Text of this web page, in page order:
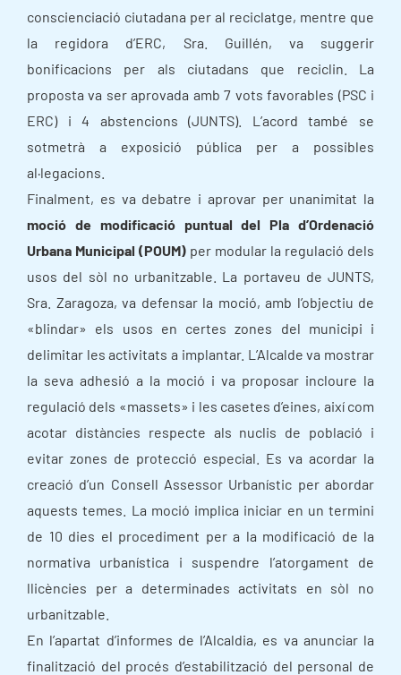
conscienciació ciutadana per al reciclatge, mentre que
la regidora d’ERC, Sra. Guillén, va suggerir
bonificacions per als ciutadans que reciclin. La
proposta va ser aprovada amb 7 vots favorables (PSC i
ERC) i 4 abstencions (JUNTS). L’acord també se
sotmetrà a exposició pública per a possibles
al·legacions.
Finalment, es va debatre i aprovar per unanimitat la
moció de modificació puntual del Pla d’Ordenació
Urbana Municipal (POUM) per modular la regulació dels
usos del sòl no urbanitzable. La portaveu de JUNTS,
Sra. Zaragoza, va defensar la moció, amb l’objectiu de
«blindar» els usos en certes zones del municipi i
delimitar les activitats a implantar. L’Alcalde va mostrar
la seva adhesió a la moció i va proposar incloure la
regulació dels «massets» i les casetes d’eines, així com
acotar distàncies respecte als nuclis de població i
evitar zones de protecció especial. Es va acordar la
creació d’un Consell Assessor Urbanístic per abordar
aquests temes. La moció implica iniciar en un termini
de 10 dies el procediment per a la modificació de la
normativa urbanística i suspendre l’atorgament de
llicències per a determinades activitats en sòl no
urbanitzable.
En l’apartat d’informes de l’Alcaldia, es va anunciar la
finalització del procés d’estabilització del personal de